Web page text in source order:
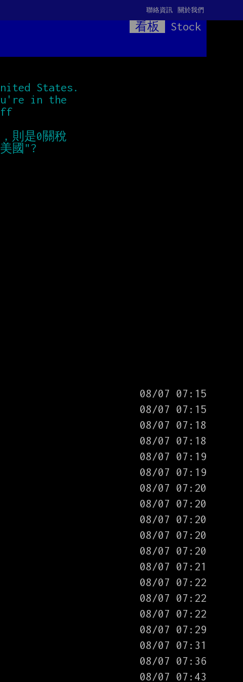
關於我們
聯絡資訊
看板
Stock